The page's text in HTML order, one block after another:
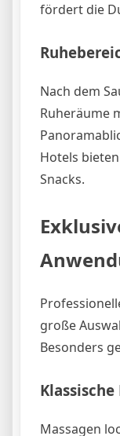
fördert die
Nach dem
Ruheräume
Hotels
Snacks.
große
Besonders
Klassische
Massagen